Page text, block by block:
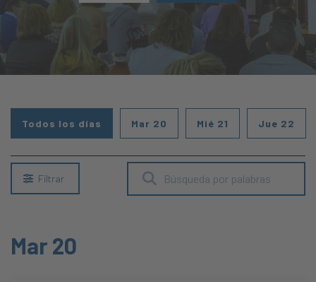
Todos los días Mar 20 Mié 21 Jue 22
Filtrar
Mar 20